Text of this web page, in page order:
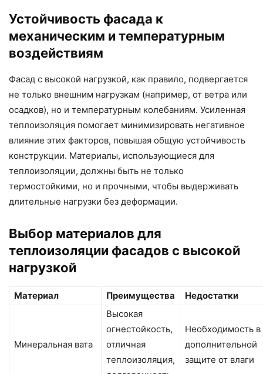
Устойчивость фасада к
механическим и температурным
воздействиям
Фасад с высокой нагрузкой, как правило, подвергается
не только внешним нагрузкам (например, от ветра или
осадков), но и температурным колебаниям. Усиленная
теплоизоляция помогает минимизировать негативное
влияние этих факторов, повышая общую устойчивость
конструкции. Материалы, использующиеся для
теплоизоляции, должны быть не только
термостойкими, но и прочными, чтобы выдерживать
длительные нагрузки без деформации.
Выбор материалов для
теплоизоляции фасадов с высокой
нагрузкой
Материал Преимущества Недостатки
Минеральная вата
Высокая
огнестойкость,
отличная
теплоизоляция,
Необходимость в
дополнительной
защите от влаги